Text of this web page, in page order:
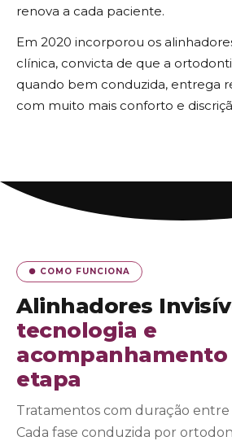
renova a cada paciente.
Em 2020 incorporou os
clínica, convicta de que a
quando bem conduzida, entrega
com muito mais conforto e
● COMO FUNCIONA
Alinhadores
tecnologia e
acompanhamento
etapa
Tratamentos com duração entre
Cada fase conduzida por